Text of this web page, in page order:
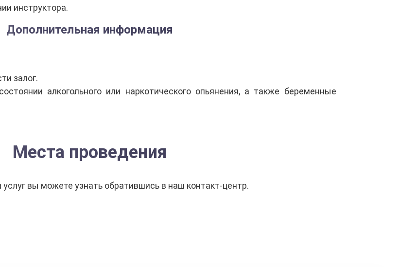
инструктора.
Дополнительная информация
залог.
алкогольного или наркотического опьянения, а также беременные
Места проведения
вы можете узнать обратившись в наш контакт-центр.